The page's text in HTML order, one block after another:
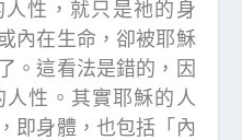
性，就只是祂的身
內在生命，卻被耶穌
。這看法是錯的，因
性。其實耶穌的人
即身體，也包括「內